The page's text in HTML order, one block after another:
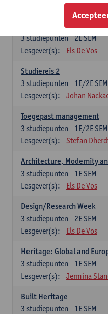
Esther
Summer School
2E SEM
3studiepunten
Lesgever(s):
Els De Vos
Studiereis 2
1E/2E SEM
3 studiepunten
Lesgever(s):
Johan
Toegepast management
1E/2E SEM
3 studiepunten
Lesgever(s):
Stefan
Architecture, Modernity
1E SEM
3 studiepunten
Lesgever(s):
Els De Vos
Design/Research Week
2E SEM
3 studiepunten
Lesgever(s):
Els De Vos
Heritage: Global and
1E SEM
3 studiepunten
Lesgever(s):
Jermina
Built Heritage
1E SEM
3 studiepunten